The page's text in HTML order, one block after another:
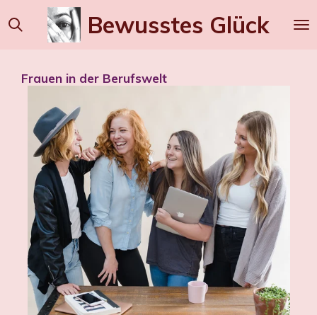
Zum
Hauptinhalt
Bewusstes Glück
Frauen in der Berufswelt